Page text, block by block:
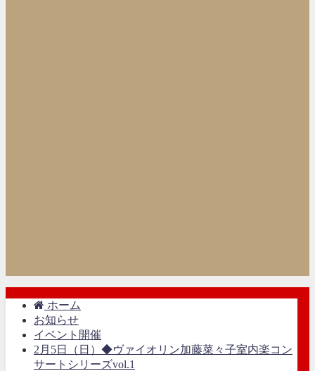
ホーム
お知らせ
イベント開催
2月5日（日）◆ヴァイオリン加藤菜々子室内楽コン
サートシリーズvol.1